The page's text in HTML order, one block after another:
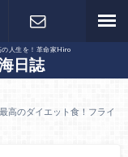
の人生を！革命家Hiro
日誌
お問い合わ
高のダイエット食！フライ